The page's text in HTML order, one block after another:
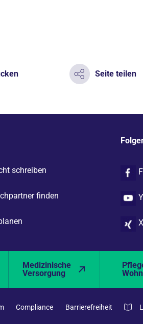
Seite teilen
schreiben
finden
Medizinische
Versorgung
Compliance Barrierefreiheit